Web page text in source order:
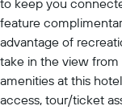
to keep you
feature
advantage of
take in the view from
amenities at this
access, tour/ticket